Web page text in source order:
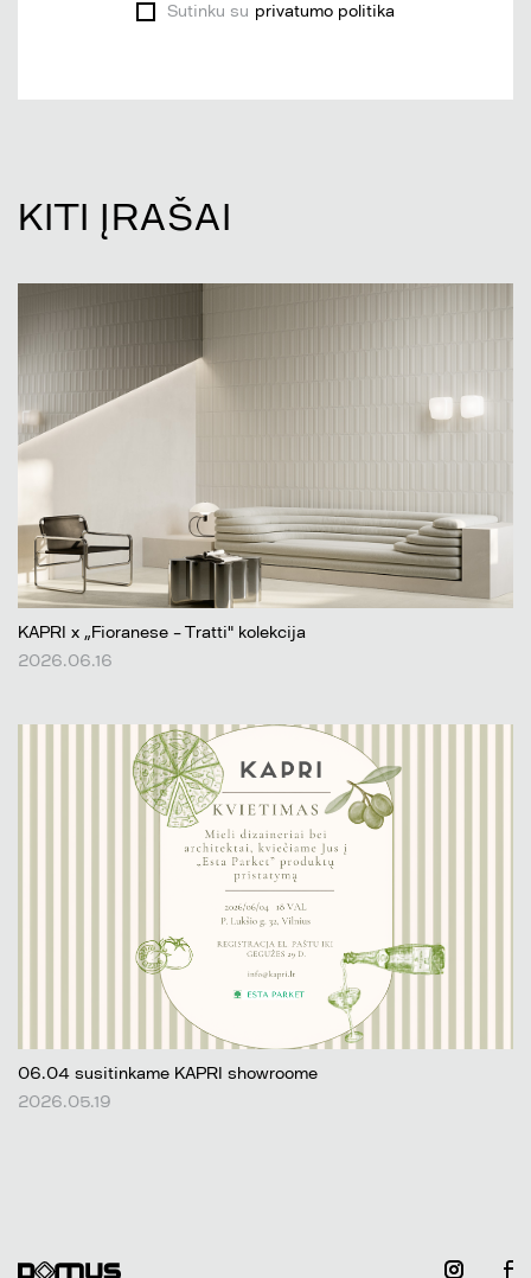
Sutinku su privatumo politika
KITI ĮRAŠAI
KAPRI x „Fioranese – Tratti" kolekcija
2026.06.16
06.04 susitinkame KAPRI showroome
2026.05.19